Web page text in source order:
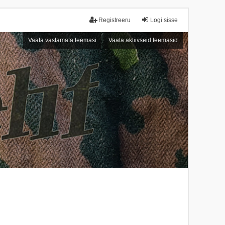
Logi sisse
Registreeru
Vaata vastamata teemasi Vaata aktiivseid teemasid